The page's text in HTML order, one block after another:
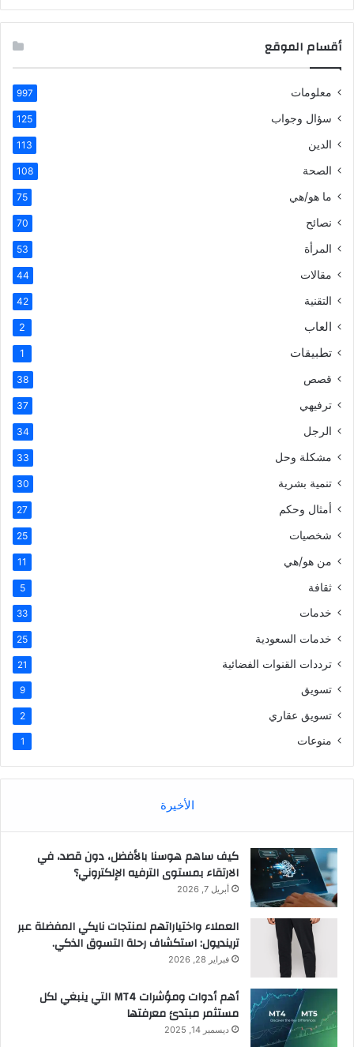
أقسام الموقع
معلومات 997
سؤال وجواب 125
الدين 113
الصحة 108
ما هو/هي 75
نصائح 70
المرأة 53
مقالات 44
التقنية 42
العاب 2
تطبيقات 1
قصص 38
ترفيهي 37
الرجل 34
مشكلة وحل 33
تنمية بشرية 30
أمثال وحكم 27
شخصيات 25
من هو/هي 11
ثقافة 5
خدمات 33
خدمات السعودية 25
ترددات القنوات الفضائية 21
تسويق 9
تسويق عقاري 2
منوعات 1
الأخيرة
كيف ساهم هوسنا بالأفضل، دون قصد، في
الارتقاء بمستوى الترفيه الإلكتروني؟
أبريل 7, 2026
العملاء واختياراتهم لمنتجات نايكي المفضلة عبر
ترينديول: استكشاف رحلة التسوق الذكي.
فبراير 28, 2026
أهم أدوات ومؤشرات MT4 التي ينبغي لكل
مستثمر مبتدئ معرفتها
ديسمبر 14, 2025